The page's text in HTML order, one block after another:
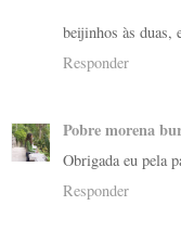
beijinhos às duas,
Responder
Pobre morena
Obrigada eu pela
Responder